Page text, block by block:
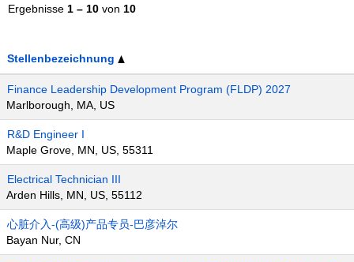
Ergebnisse 1 – 10 von 10
Stellenbezeichnung
Finance Leadership Development Program (FLDP) 2027
Marlborough, MA, US
R&D Engineer I
Maple Grove, MN, US, 55311
Electrical Technician III
Arden Hills, MN, US, 55112
心脏介入-(高级)产品专员-巴彦淖尔
Bayan Nur, CN